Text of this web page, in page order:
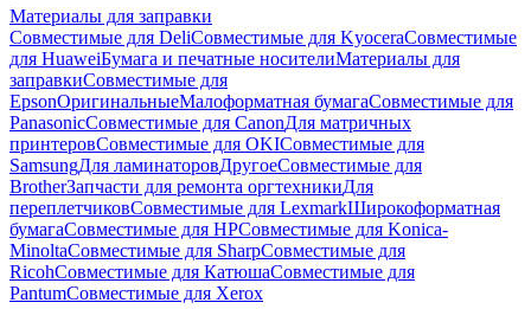
Материалы для заправки
Совместимые для DeliСовместимые для KyoceraСовместимые
для HuaweiБумага и печатные носителиМатериалы для
заправкиСовместимые для
EpsonОригинальныеМалоформатная бумагаСовместимые для
PanasonicСовместимые для CanonДля матричных
принтеровСовместимые для OKIСовместимые для
SamsungДля ламинаторовДругоеСовместимые для
BrotherЗапчасти для ремонта оргтехникиДля
переплетчиковСовместимые для LexmarkШирокоформатная
бумагаСовместимые для HPСовместимые для Konica-
MinoltaСовместимые для SharpСовместимые для
RicohСовместимые для КатюшаСовместимые для
PantumСовместимые для Xerox